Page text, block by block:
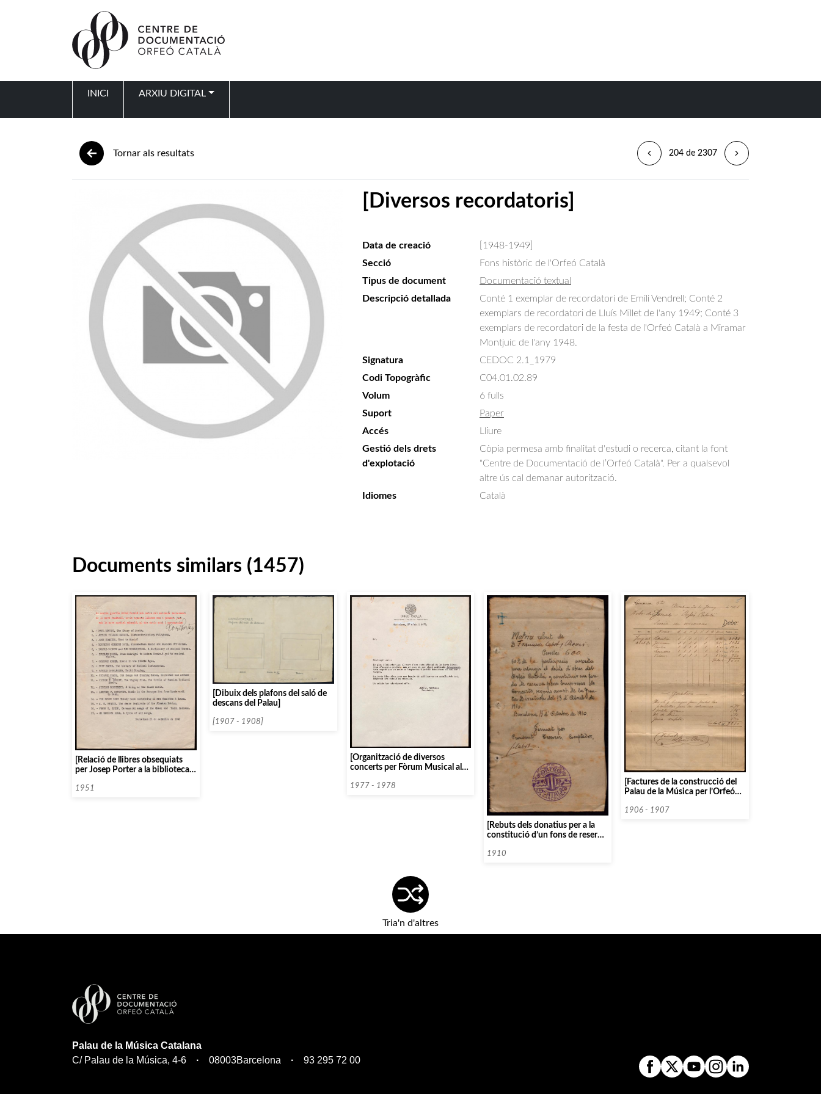
INICI ARXIU DIGITAL
Tornar als resultats 204 de 2307
[Diversos recordatoris]
Data de creació
[1948-1949]
Secció
Fons històric de l'Orfeó Català
Tipus de document
Documentació textual
Descripció detallada
Conté 1 exemplar de recordatori de Emili Vendrell; Conté 2
exemplars de recordatori de Lluís Millet de l'any 1949; Conté 3
exemplars de recordatori de la festa de l'Orfeó Català a Miramar
Montjuic de l'any 1948.
Signatura
CEDOC 2.1_1979
Codi Topogràfic
C04.01.02.89
Volum
6 fulls
Suport
Paper
Accés
Lliure
Gestió dels drets
d'explotació
Còpia permesa amb finalitat d'estudi o recerca, citant la font
"Centre de Documentació de l’Orfeó Català". Per a qualsevol
altre ús cal demanar autorització.
Idiomes
Català
Documents similars (1457)
[Relació de llibres obsequiats
per Josep Porter a la biblioteca
1951
[Dibuix dels plafons del saló de
descans del Palau]
[1907 - 1908]
[Organització de diversos
concerts per Fòrum Musical al
1977 - 1978
[Rebuts dels donatius per a la
constitució d’un fons de reserva
1910
[Factures de la construcció del
Palau de la Música per l’Orfeó
1906 - 1907
Tria'n d'altres
Palau de la Música Catalana
C/ Palau de la Música, 4-6
08003Barcelona 93 295 72 00